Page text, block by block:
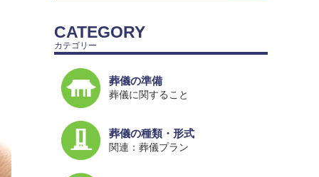
CATEGORY
カテゴリー
葬儀の準備
葬儀に関すること
葬儀の種類・形式
関連：葬儀プラン